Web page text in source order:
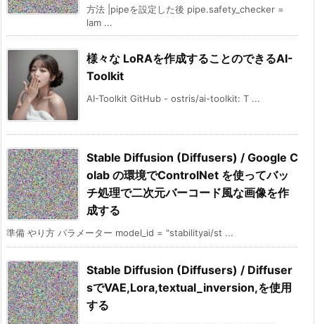
方法 |pipeを設定した後 pipe.safety_checker =
lam ...
様々な LoRAを作成することのできるAI-
Toolkit
AI-Toolkit GitHub - ostris/ai-toolkit: T ...
Stable Diffusion (Diffusers) / Google C
olab の環境でControlNet を使ってバッ
チ処理で二次元バーコード風な画像を作
成する
準備 やり方 パラメーター model_id = "stabilityai/st ...
Stable Diffusion (Diffusers) / Diffuser
sでVAE,Lora,textual_inversion,を使用
する